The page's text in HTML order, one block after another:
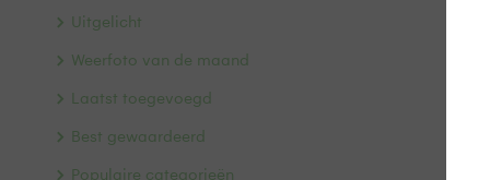
Uitgelicht
Weerfoto van de maand
Laatst toegevoegd
Best gewaardeerd
Populaire categorieën